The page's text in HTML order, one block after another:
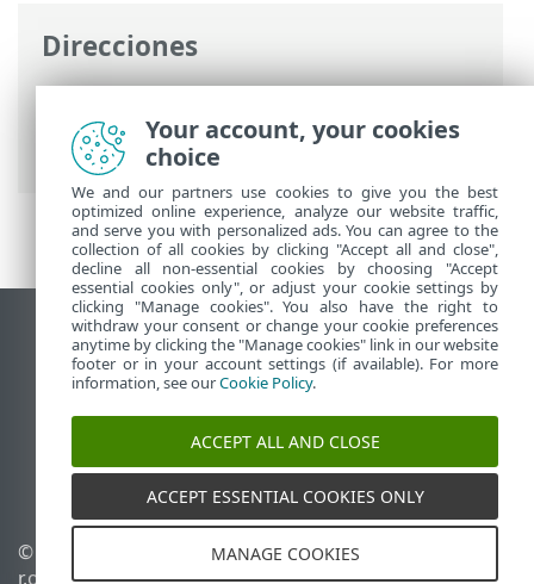
Direcciones
Ayuda en línea de ESET>ESET PROTECT
On-Prem
>Empezar> ESET Management
Implementación de agente
Ver sitio para ordenador
End of Life
Base de conocimiento de ESET
Foro de ESET
ESET Status Portal
Soporte técnico regional
© 1992 - 2026 ESET, spol. s
r.o. Todos los derechos
Administrar cookies
Política de cookies
Your account, your cookies
choice
We and our partners use cookies to give you the best
optimized online experience, analyze our website traffic,
and serve you with personalized ads. You can agree to the
collection of all cookies by clicking "Accept all and close",
decline all non-essential cookies by choosing "Accept
essential cookies only", or adjust your cookie settings by
clicking "Manage cookies". You also have the right to
withdraw your consent or change your cookie preferences
anytime by clicking the "Manage cookies" link in our website
footer or in your account settings (if available). For more
information, see ourCookie Policy.
ACCEPT ALL AND CLOSE
ACCEPT ESSENTIAL COOKIES ONLY
MANAGE COOKIES